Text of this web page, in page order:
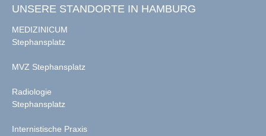
UNSERE STANDORTE IN HAMBURG
MEDIZINICUM
Stephansplatz
MVZ Stephansplatz
Radiologie
Stephansplatz
Internistische Praxis